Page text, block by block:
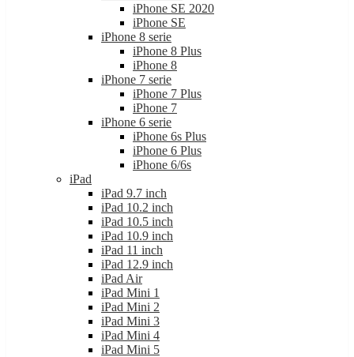
iPhone SE 2020
iPhone SE
iPhone 8 serie
iPhone 8 Plus
iPhone 8
iPhone 7 serie
iPhone 7 Plus
iPhone 7
iPhone 6 serie
iPhone 6s Plus
iPhone 6 Plus
iPhone 6/6s
iPad
iPad 9.7 inch
iPad 10.2 inch
iPad 10.5 inch
iPad 10.9 inch
iPad 11 inch
iPad 12.9 inch
iPad Air
iPad Mini 1
iPad Mini 2
iPad Mini 3
iPad Mini 4
iPad Mini 5